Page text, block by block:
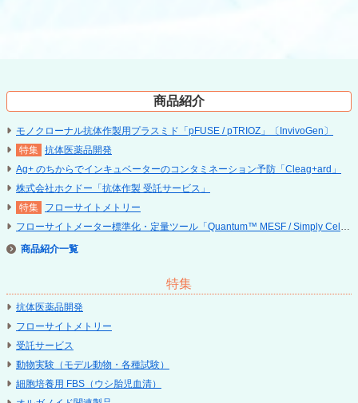
商品紹介
モノクローナル抗体作製用プラスミド「pFUSE / pTRIOZ」〔InvivoGen〕
抗体医薬品開発
Ag+ のちからでインキュベーターのコンタミネーション予防「Cleag+ard」
株式会社ホクドー「抗体作製 受託サービス」
フローサイトメトリー
フローサイトメーター標準化・定量ツール「Quantum™ MESF / Simply Cellular
商品紹介
特集
抗体医薬品開発
フローサイトメトリー
受託サービス
動物実験（モデル動物・各種試験）
細胞培養用 FBS（ウシ胎児血清）